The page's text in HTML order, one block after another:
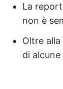
La
non è
Oltre
di